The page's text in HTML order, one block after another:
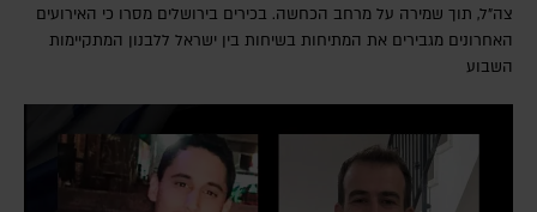
צה"ל, תוך שמירה על מרחב הכחשה. בכירים בירושלים מסרו כי האירועים
האחרונים מגבירים את המתיחות בשיחות בין ישראל ללבנון המתקיימות
השבוע